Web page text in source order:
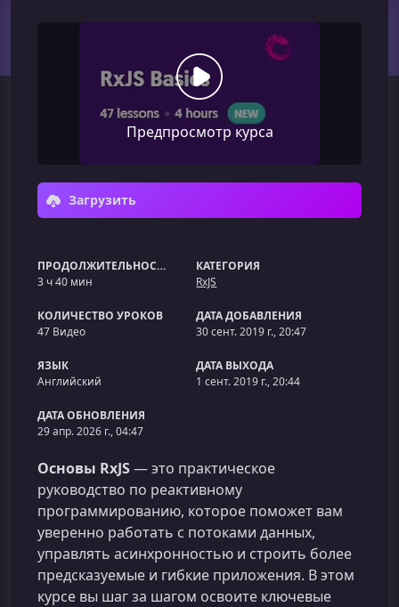
Предпросмотр курса
Загрузить
ПРОДОЛЖИТЕЛЬНОСТЬ
3 ч 40 мин
КАТЕГОРИЯ
RxJS
КОЛИЧЕСТВО УРОКОВ
47 Видео
ДАТА ДОБАВЛЕНИЯ
30 сент. 2019 г., 20:47
ЯЗЫК
Английский
ДАТА ВЫХОДА
1 сент. 2019 г., 20:44
ДАТА ОБНОВЛЕНИЯ
29 апр. 2026 г., 04:47
Основы RxJS— это практическое
руководство по реактивному
программированию, которое поможет вам
уверенно работать с потоками данных,
управлять асинхронностью и строить более
предсказуемые и гибкие приложения. В этом
курсе вы шаг за шагом освоите ключевые